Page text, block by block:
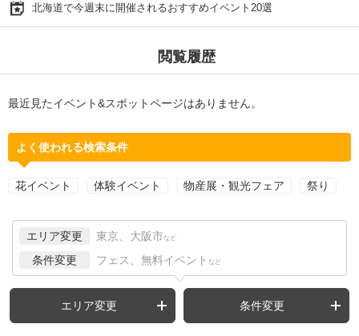
北海道で今週末に開催されるおすすめイベント20選
閲覧履歴
最近見たイベント&スポットページはありません。
よく使われる検索条件
花イベント 体験イベント 物産展・観光フェア 祭り
エリア変更 東京、大阪市 など
条件変更 フェス、無料イベント など
エリア変更 条件変更